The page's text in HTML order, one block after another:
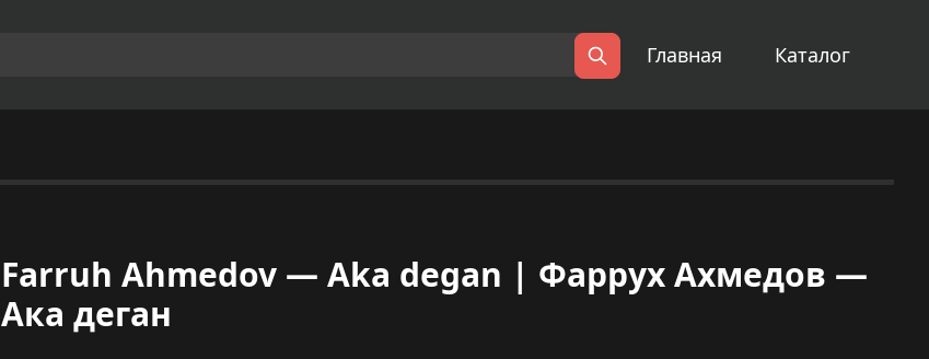
Поиск
Главная Каталог
Farruh Ahmedov — Aka degan | Фаррух Ахмедов —
Ака деган